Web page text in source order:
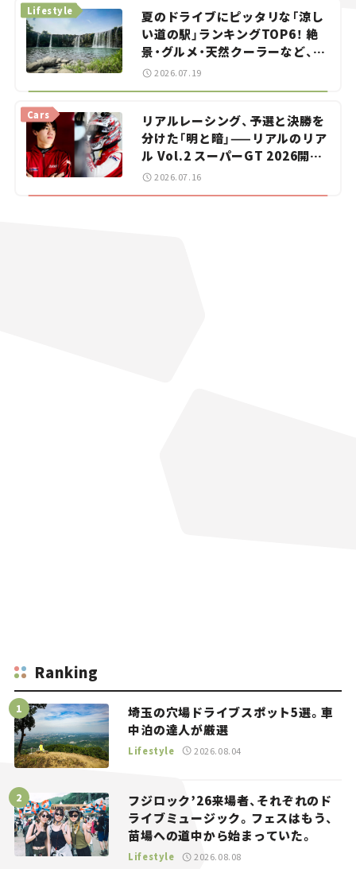
夏のドライブにピッタリな「涼し
い道の駅」ランキングTOP6！ 絶
景・グルメ・天然クーラーなど、避
暑におすすめのスポットを紹介
【道の駅マニアの推し駅ガイド】
Lifestyle
2026.07.19
リアルレーシング、予選と決勝を
分けた「明と暗」——リアルのリア
ル Vol.2 スーパーGT 2026開幕
戦 岡山国際サーキット
Cars
2026.07.16
Ranking
埼玉の穴場ドライブスポット5選。車
中泊の達人が厳選
Lifestyle 2026.08.04
フジロック’26来場者、それぞれのド
ライブミュージック。フェスはもう、
苗場への道中から始まっていた。
Lifestyle 2026.08.08